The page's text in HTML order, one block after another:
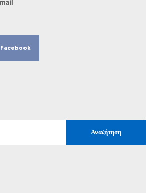
Facebook